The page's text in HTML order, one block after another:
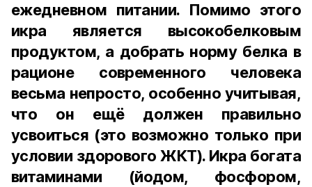
ежедневном питании. Помимо этого
икра является высокобелковым
продуктом, а добрать норму белка в
рационе современного человека
весьма непросто, особенно учитывая,
что он ещё должен правильно
усвоиться (это возможно только при
условии здорового ЖКТ). Икра богата
витаминами (йодом, фосфором,